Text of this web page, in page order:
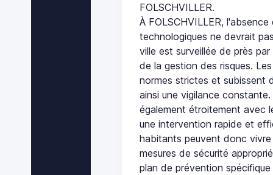
FOLSCHVILLER.
À FOLSCHVILLER,
technologiques ne devrait
ville est surveillée de près
de la gestion des risques.
normes strictes et subissent
ainsi une vigilance
également étroitement avec
une intervention rapide et
habitants peuvent donc
mesures de sécurité
plan de prévention